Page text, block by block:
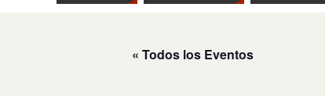
« Todos los Eventos